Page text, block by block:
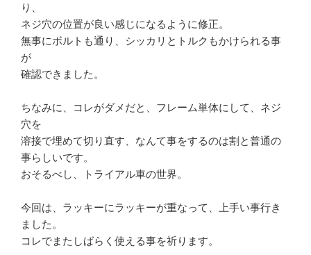
り、
ネジ穴の位置が良い感じになるように修正。
無事にボルトも通り、シッカリとトルクもかけられる事
が
確認できました。
ちなみに、コレがダメだと、フレーム単体にして、ネジ
穴を
溶接で埋めて切り直す、なんて事をするのは割と普通の
事らしいです。
おそるべし、トライアル車の世界。
今回は、ラッキーにラッキーが重なって、上手い事行き
ました。
コレでまたしばらく使える事を祈ります。